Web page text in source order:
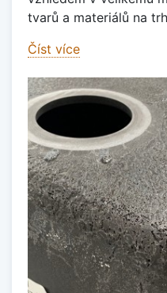
tvarů a materiálů na
Číst více